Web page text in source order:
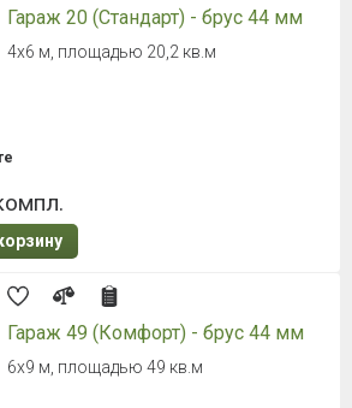
Гараж 20 (Стандарт) - брус 44 мм
4х6 м, площадью 20,2 кв.м
Гараж 49 (Комфорт) - брус 44 мм
6х9 м, площадью 49 кв.м